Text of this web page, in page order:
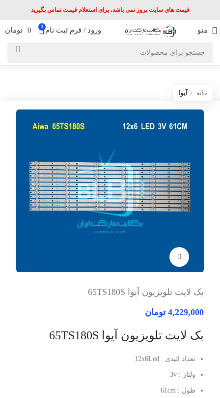
قیمت های سایت بروز نمی باشد، برای استعلام قیمت تماس بگیرید
منو ورود / فرم ثبت نام 0
0 تومان
خانه آیوا
بک لایت تلویزیون آیوا 65TS180S
4,229,000 تومان
بک لایت تلویزیون آیوا 65TS180S
تعداد الیدی : 12x6Led
ولتاژ : 3v
طول : 61cm